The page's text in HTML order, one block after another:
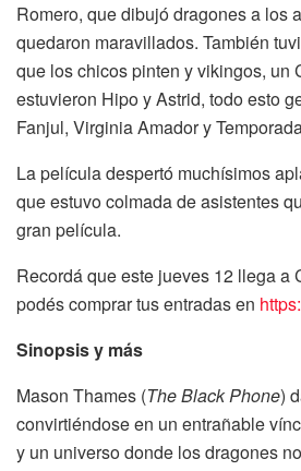
Romero, que dibujó dragones a los
quedaron maravillados. También
que los chicos pinten y vikingos, un
estuvieron Hipo y Astrid, todo esto
Fanjul, Virginia Amador y
La película despertó muchísimos
que estuvo colmada de asistentes
gran película.
Recordá que este jueves 12 llega a
podés comprar tus entradas en
Sinopsis y más
Mason Thames (The Black Phone)
convirtiéndose en un entrañable
y un universo donde los dragones